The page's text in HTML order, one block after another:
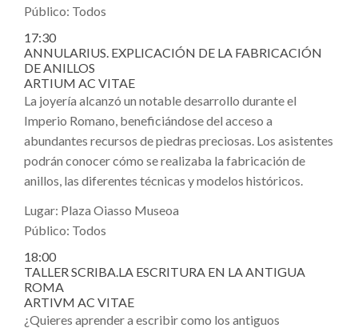
Público: Todos
17:30
ANNULARIUS. EXPLICACIÓN DE LA FABRICACIÓN
DE ANILLOS
ARTIUM AC VITAE
La joyería alcanzó un notable desarrollo durante el
Imperio Romano, beneficiándose del acceso a
abundantes recursos de piedras preciosas. Los asistentes
podrán conocer cómo se realizaba la fabricación de
anillos, las diferentes técnicas y modelos históricos.
Lugar: Plaza Oiasso Museoa
Público: Todos
18:00
TALLER SCRIBA.LA ESCRITURA EN LA ANTIGUA
ROMA
ARTIVM AC VITAE
¿Quieres aprender a escribir como los antiguos